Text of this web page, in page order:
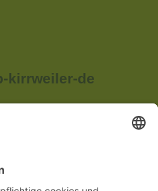
kirrweiler-de